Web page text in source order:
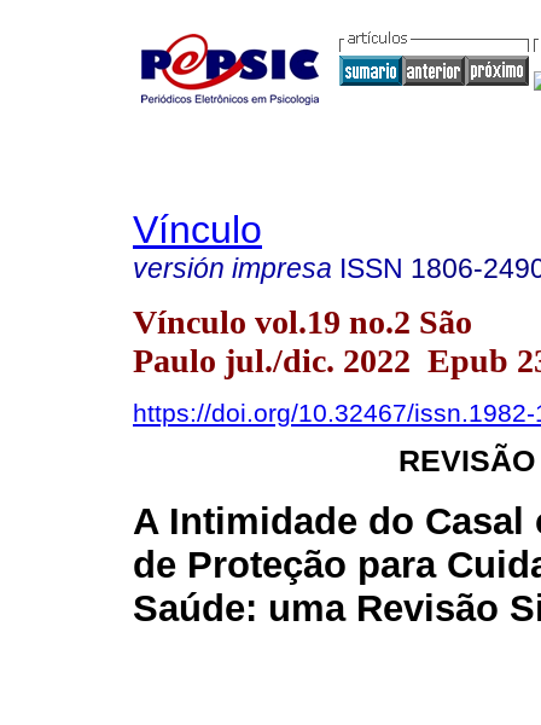
Vínculo
versión impresa ISSN 1806-
Vínculo vol.19 no.2 São
Paulo jul./dic. 2022 Epub
https://doi.org/10.32467/
A Intimidade do Casal
de Proteção para
Saúde: uma Revisão